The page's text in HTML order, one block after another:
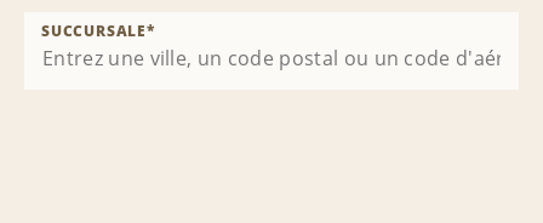
SUCCURSALE*